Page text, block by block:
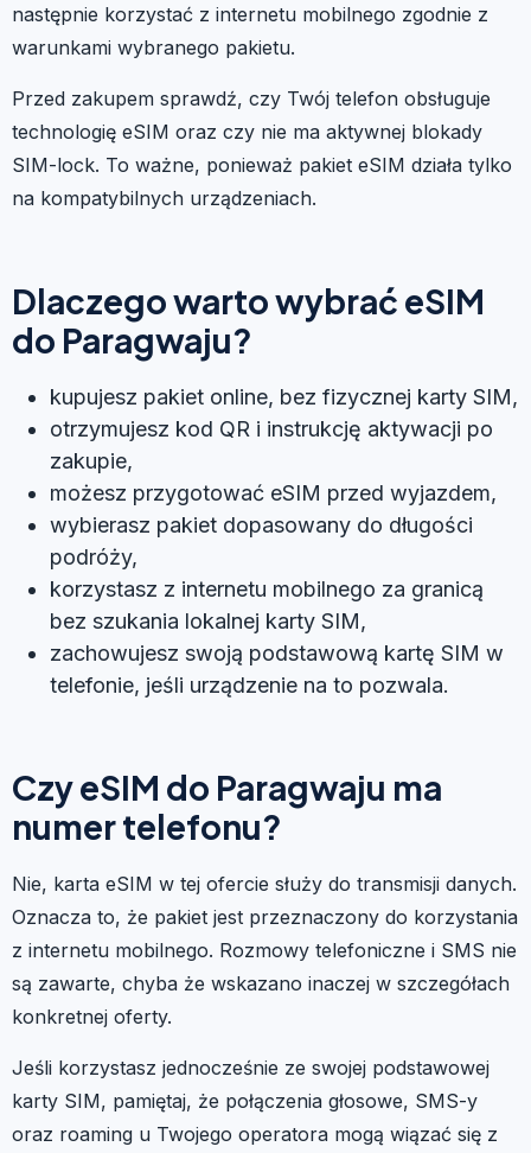
następnie korzystać z internetu mobilnego zgodnie z
warunkami wybranego pakietu.
Przed zakupem sprawdź, czy Twój telefon obsługuje
technologię eSIM oraz czy nie ma aktywnej blokady
SIM-lock. To ważne, ponieważ pakiet eSIM działa tylko
na kompatybilnych urządzeniach.
Dlaczego warto wybrać eSIM
do Paragwaju?
kupujesz pakiet online, bez fizycznej karty SIM,
otrzymujesz kod QR i instrukcję aktywacji po
zakupie,
możesz przygotować eSIM przed wyjazdem,
wybierasz pakiet dopasowany do długości
podróży,
korzystasz z internetu mobilnego za granicą
bez szukania lokalnej karty SIM,
zachowujesz swoją podstawową kartę SIM w
telefonie, jeśli urządzenie na to pozwala.
Czy eSIM do Paragwaju ma
numer telefonu?
Nie, karta eSIM w tej ofercie służy do transmisji danych.
Oznacza to, że pakiet jest przeznaczony do korzystania
z internetu mobilnego. Rozmowy telefoniczne i SMS nie
są zawarte, chyba że wskazano inaczej w szczegółach
konkretnej oferty.
Jeśli korzystasz jednocześnie ze swojej podstawowej
karty SIM, pamiętaj, że połączenia głosowe, SMS-y
oraz roaming u Twojego operatora mogą wiązać się z